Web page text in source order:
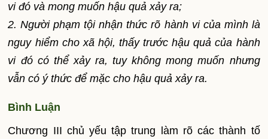
vi đó và mong muốn hậu quả xảy ra;
2. Người phạm tội nhận thức rõ hành vi của mình là
nguy hiểm cho xã hội, thấy trước hậu quả của hành
vi đó có thể xảy ra, tuy không mong muốn nhưng
vẫn có ý thức để mặc cho hậu quả xảy ra.
Bình Luận
Chương III chủ yếu tập trung làm rõ các thành tố